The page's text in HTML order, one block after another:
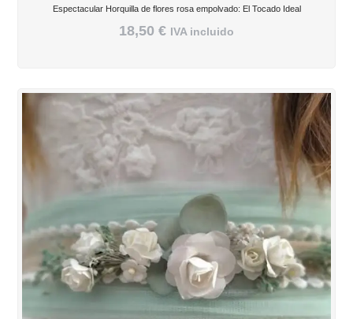
Espectacular Horquilla de flores rosa empolvado: El Tocado Ideal
18,50 € IVA incluido